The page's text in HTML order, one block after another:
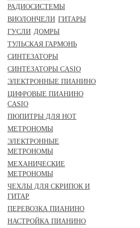
РАДИОСИСТЕМЫ
ВИОЛОНЧЕЛИ ГИТАРЫ
ГУСЛИ ДОМРЫ
ТУЛЬСКАЯ ГАРМОНЬ
СИНТЕЗАТОРЫ
СИНТЕЗАТОРЫ CASIO
ЭЛЕКТРОННЫЕ ПИАНИНО
ЦИФРОВЫЕ ПИАНИНО
CASIO
ПЮПИТРЫ ДЛЯ НОТ
МЕТРОНОМЫ
ЭЛЕКТРОННЫЕ
МЕТРОНОМЫ
МЕХАНИЧЕСКИЕ
МЕТРОНОМЫ
ЧЕХЛЫ ДЛЯ СКРИПОК И
ГИТАР
ПЕРЕВОЗКА ПИАНИНО
НАСТРОЙКА ПИАНИНО